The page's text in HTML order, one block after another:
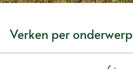
Verken per onderwerp